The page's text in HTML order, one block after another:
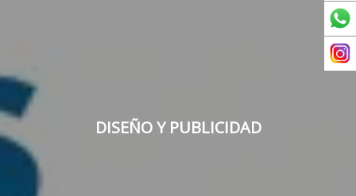
DISEÑO Y PUBLICIDAD